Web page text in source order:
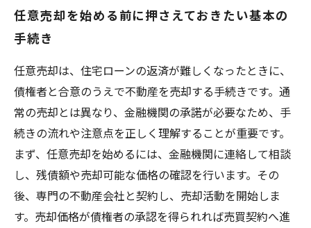
任意売却を始める前に押さえておきたい基本の
手続き
任意売却は、住宅ローンの返済が難しくなったときに、
債権者と合意のうえで不動産を売却する手続きです。通
常の売却とは異なり、金融機関の承諾が必要なため、手
続きの流れや注意点を正しく理解することが重要です。
まず、任意売却を始めるには、金融機関に連絡して相談
し、残債額や売却可能な価格の確認を行います。その
後、専門の不動産会社と契約し、売却活動を開始しま
す。売却価格が債権者の承認を得られれば売買契約へ進